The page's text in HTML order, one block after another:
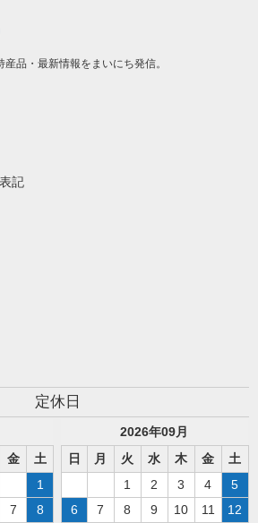
品・最新情報をまいにち発信。
記
定休日
金
土
1
7 8
2026年09月
日
月 火 水 木 金
土
1
2 3 4
5
6
7 8 9 10 11 12